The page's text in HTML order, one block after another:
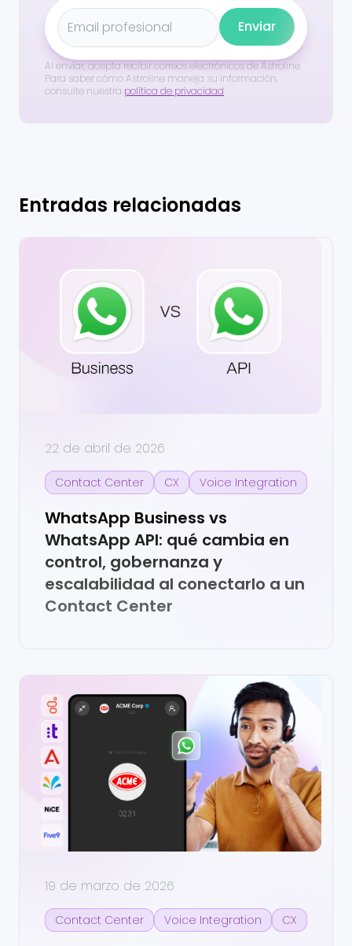
Enviar
Al enviar, acepta recibir correos electrónicos de Astroline.
Para saber cómo Astroline maneja su información,
consulte nuestra política de privacidad.
Entradas relacionadas
22 de abril de 2026
Contact Center CX Voice Integration
WhatsApp Business vs
WhatsApp API: qué cambia en
control, gobernanza y
escalabilidad al conectarlo a un
Contact Center
19 de marzo de 2026
Contact Center Voice Integration CX